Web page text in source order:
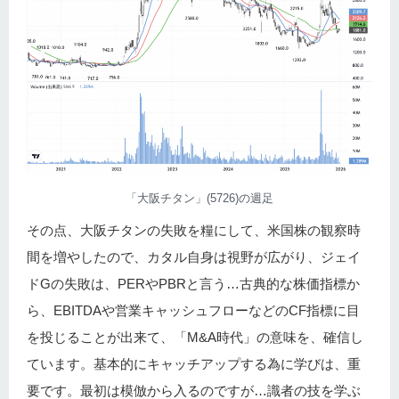
「大阪チタン」(5726)の週足
その点、大阪チタンの失敗を糧にして、米国株の観察時
間を増やしたので、カタル自身は視野が広がり、ジェイ
ドGの失敗は、PERやPBRと言う…古典的な株価指標か
ら、EBITDAや営業キャッシュフローなどのCF指標に目
を投じることが出来て、「M&A時代」の意味を、確信し
ています。基本的にキャッチアップする為に学びは、重
要です。最初は模倣から入るのですが…識者の技を学ぶ